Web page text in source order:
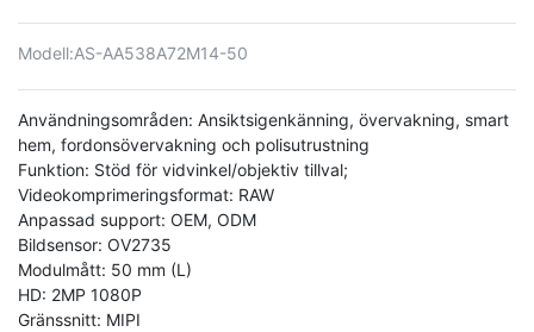
Modell:AS-AA538A72M14-50
Användningsområden: Ansiktsigenkänning, övervakning, smart
hem, fordonsövervakning och polisutrustning
Funktion: Stöd för vidvinkel/objektiv tillval;
Videokomprimeringsformat: RAW
Anpassad support: OEM, ODM
Bildsensor: OV2735
Modulmått: 50 mm (L)
HD: 2MP 1080P
Gränssnitt: MIPI